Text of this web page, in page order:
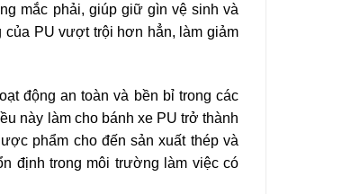
mắc phải, giúp giữ gìn vệ sinh và
của PU vượt trội hơn hẳn, làm giảm
động an toàn và bền bỉ trong các
này làm cho bánh xe PU trở thành
phẩm cho đến sản xuất thép và
định trong môi trường làm việc có